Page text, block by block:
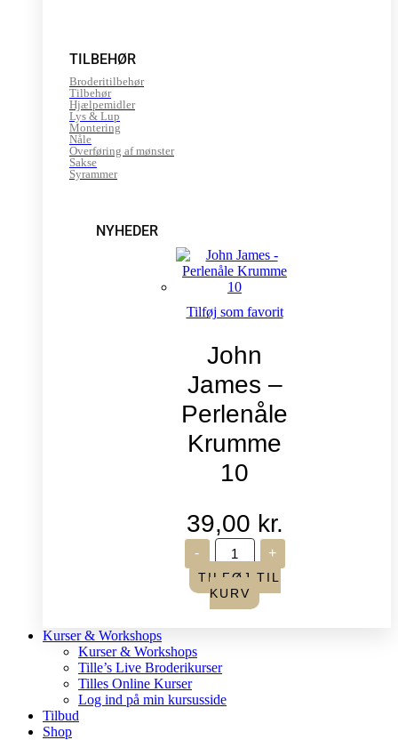
TILBEHØR
Broderitilbehør
Tilbehør
Hjælpemidler
Lys & Lup
Montering
Nåle
Overføring af mønster
Sakse
Syrammer
NYHEDER
Tilføj som favorit
John
James –
Perlenåle
Krumme
10
39,00 kr.
-
John
James
-
Perlenåle
Krumme
+
TILFØJ TIL
KURV
Kurser & Workshops
Kurser & Workshops
Tille’s Live Broderikurser
Tilles Online Kurser
Log ind på min kursusside
Tilbud
Shop